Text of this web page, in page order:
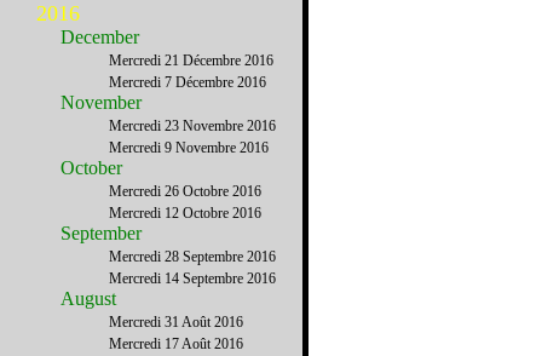
2016
December
Mercredi 21 Décembre 2016
Mercredi 7 Décembre 2016
November
Mercredi 23 Novembre 2016
Mercredi 9 Novembre 2016
October
Mercredi 26 Octobre 2016
Mercredi 12 Octobre 2016
September
Mercredi 28 Septembre 2016
Mercredi 14 Septembre 2016
August
Mercredi 31 Août 2016
Mercredi 17 Août 2016